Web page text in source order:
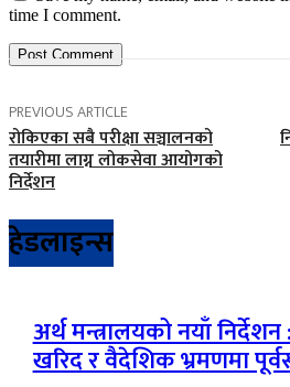
time I comment.
PREVIOUS ARTICLE
रोकिएका सबै परीक्षा सञ्चालनको
तयारीमा लाग्न लोकसेवा आयोगको
निर्देशन
हेडलाइन्स
अर्थ मन्त्रालयको नयाँ निर्देशन
खरिद र वैदेशिक भ्रमणमा